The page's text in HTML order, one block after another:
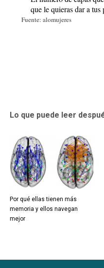
que le quieras dar a tus
Fuente: alomujeres
Lo que puede leer
Por qué ellas tienen más
memoria y ellos navegan
mejor